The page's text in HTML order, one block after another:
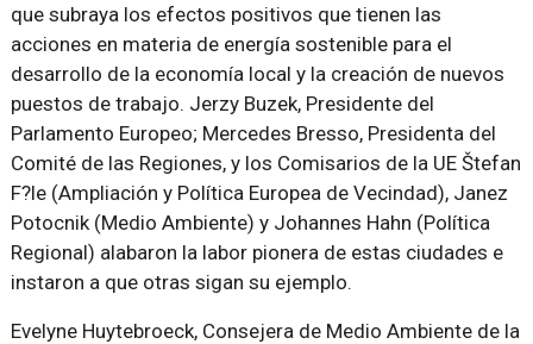
que subraya los efectos positivos que tienen las
acciones en materia de energía sostenible para el
desarrollo de la economía local y la creación de nuevos
puestos de trabajo. Jerzy Buzek, Presidente del
Parlamento Europeo; Mercedes Bresso, Presidenta del
Comité de las Regiones, y los Comisarios de la UE Štefan
F?le (Ampliación y Política Europea de Vecindad), Janez
Potocnik (Medio Ambiente) y Johannes Hahn (Política
Regional) alabaron la labor pionera de estas ciudades e
instaron a que otras sigan su ejemplo.
Evelyne Huytebroeck, Consejera de Medio Ambiente de la